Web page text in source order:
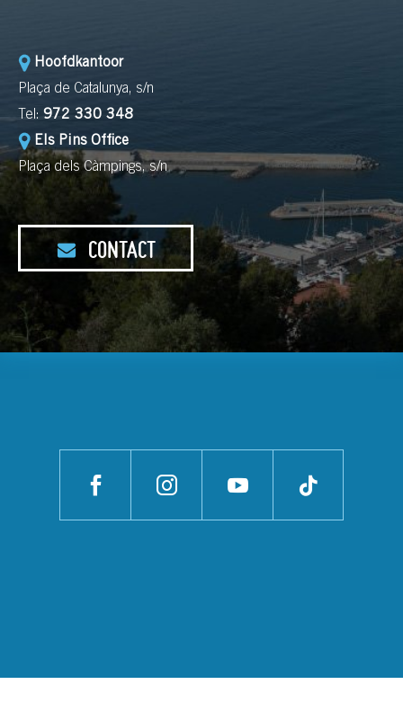
Hoofdkantoor
Plaça de Catalunya, s/n
Tel: 972 330 348
Els Pins Office
Plaça dels Càmpings, s/n
CONTACT